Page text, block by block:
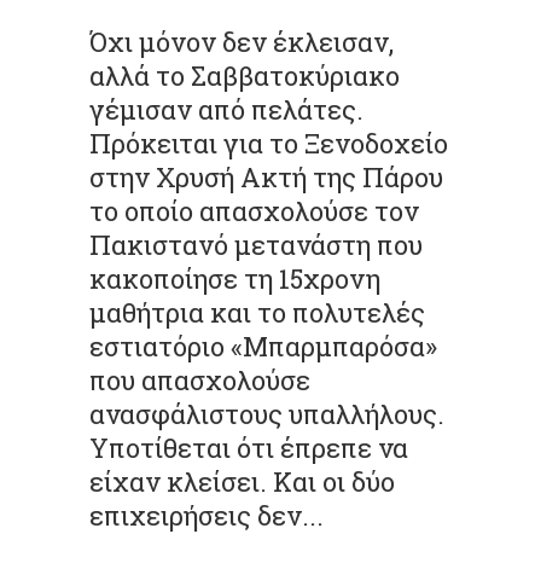
Όχι μόνον δεν έκλεισαν,
αλλά το Σαββατοκύριακο
γέμισαν από πελάτες.
Πρόκειται για το Ξενοδοχείο
στην Χρυσή Ακτή της Πάρου
το οποίο απασχολούσε τον
Πακιστανό μετανάστη που
κακοποίησε τη 15χρονη
μαθήτρια και το πολυτελές
εστιατόριο «Μπαρμπαρόσα»
που απασχολούσε
ανασφάλιστους υπαλλήλους.
Υποτίθεται ότι έπρεπε να
είχαν κλείσει. Και οι δύο
επιχειρήσεις δεν...